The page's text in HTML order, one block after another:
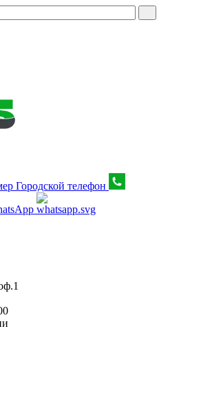
Городской телефон